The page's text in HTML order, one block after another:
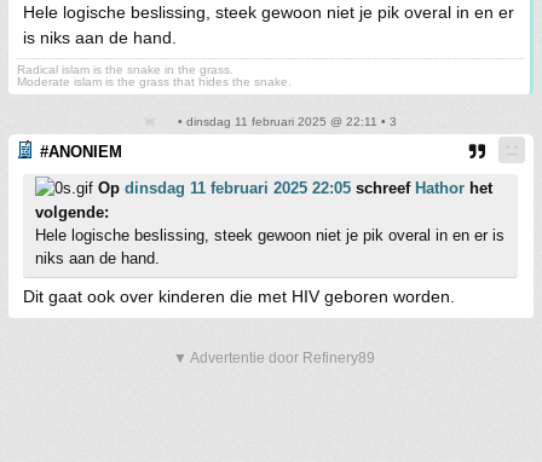
Hele logische beslissing, steek gewoon niet je pik overal in en er
is niks aan de hand.
Radical islam is the snake in the grass.
Moderate islam is the grass that hides the snake.
• dinsdag 11 februari 2025 @ 22:11 • 3
#ANONIEM
Op dinsdag 11 februari 2025 22:05 schreef Hathor het
volgende:
Hele logische beslissing, steek gewoon niet je pik overal in en er is
niks aan de hand.
Dit gaat ook over kinderen die met HIV geboren worden.
▼ Advertentie door Refinery89